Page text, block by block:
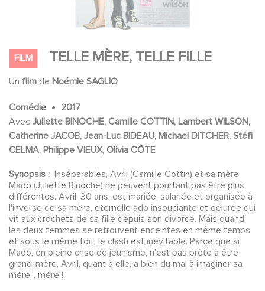
FILM TELLE MÈRE, TELLE FILLE
Un film de Noémie SAGLIO
Comédie
2017
Avec Juliette BINOCHE, Camille COTTIN, Lambert WILSON,
Catherine JACOB, Jean-Luc BIDEAU, Michael DITCHER, Stéfi
CELMA, Philippe VIEUX, Olivia CÔTE
Synopsis : Inséparables, Avril (Camille Cottin) et sa mère
Mado (Juliette Binoche) ne peuvent pourtant pas être plus
différentes. Avril, 30 ans, est mariée, salariée et organisée à
l'inverse de sa mère, éternelle ado insouciante et délurée qui
vit aux crochets de sa fille depuis son divorce. Mais quand
les deux femmes se retrouvent enceintes en même temps
et sous le même toit, le clash est inévitable. Parce que si
Mado, en pleine crise de jeunisme, n'est pas prête à être
grand-mère, Avril, quant à elle, a bien du mal à imaginer sa
mère... mère !